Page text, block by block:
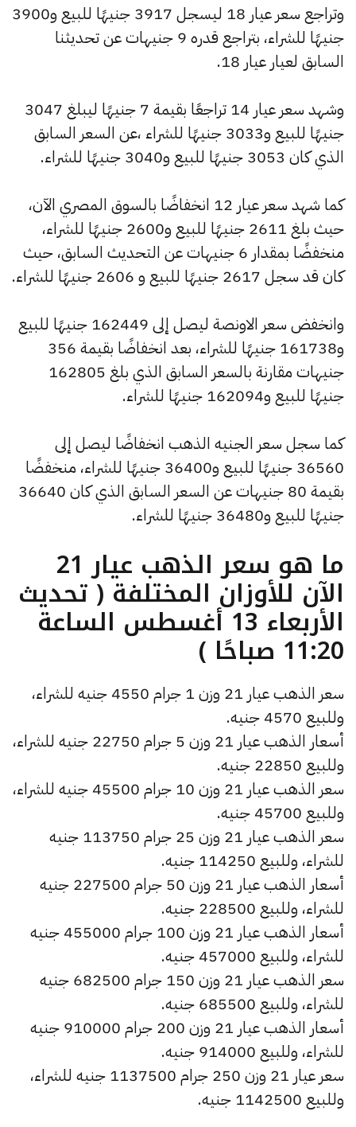
وتراجع سعر عيار 18 ليسجل 3917 جنيهًا للبيع و3900
جنيهًا للشراء، بتراجع قدره 9 جنيهات عن تحديثنا
السابق لعيار عيار 18.
وشهد سعر عيار 14 تراجعًا بقيمة 7 جنيهًا ليبلغ 3047
جنيهًا للبيع و3033 جنيهًا للشراء ،عن السعر السابق
الذي كان 3053 جنيهًا للبيع و3040 جنيهًا للشراء.
كما شهد سعر عيار 12 انخفاضًا بالسوق المصري الآن،
حيث بلغ 2611 جنيهًا للبيع و2600 جنيهًا للشراء،
منخفضًا بمقدار 6 جنيهات عن التحديث السابق، حيث
كان قد سجل 2617 جنيهًا للبيع و 2606 جنيهًا للشراء.
وانخفض سعر الاونصة ليصل إلى 162449 جنيهًا للبيع
و161738 جنيهًا للشراء، بعد انخفاضًا بقيمة 356
جنيهات مقارنة بالسعر السابق الذي بلغ 162805
جنيهًا للبيع و162094 جنيهًا للشراء.
كما سجل سعر الجنيه الذهب انخفاضًا ليصل إلى
36560 جنيهًا للبيع و36400 جنيهًا للشراء، منخفضًا
بقيمة 80 جنيهات عن السعر السابق الذي كان 36640
جنيهًا للبيع و36480 جنيهًا للشراء.
ما هو سعر الذهب عيار 21
الآن للأوزان المختلفة ( تحديث
الأربعاء 13 أغسطس الساعة
11:20 صباحًا )
سعر الذهب عيار 21 وزن 1 جرام 4550 جنيه للشراء،
وللبيع 4570 جنيه.
أسعار الذهب عيار 21 وزن 5 جرام 22750 جنيه للشراء،
وللبيع 22850 جنيه.
سعر الذهب عيار 21 وزن 10 جرام 45500 جنيه للشراء،
وللبيع 45700 جنيه.
سعر الذهب عيار 21 وزن 25 جرام 113750 جنيه
للشراء، وللبيع 114250 جنيه.
أسعار الذهب عيار 21 وزن 50 جرام 227500 جنيه
للشراء، وللبيع 228500 جنيه.
أسعار الذهب عيار 21 وزن 100 جرام 455000 جنيه
للشراء، وللبيع 457000 جنيه.
سعر الذهب عيار 21 وزن 150 جرام 682500 جنيه
للشراء، وللبيع 685500 جنيه.
أسعار الذهب عيار 21 وزن 200 جرام 910000 جنيه
للشراء، وللبيع 914000 جنيه.
سعر عيار 21 وزن 250 جرام 1137500 جنيه للشراء،
وللبيع 1142500 جنيه.